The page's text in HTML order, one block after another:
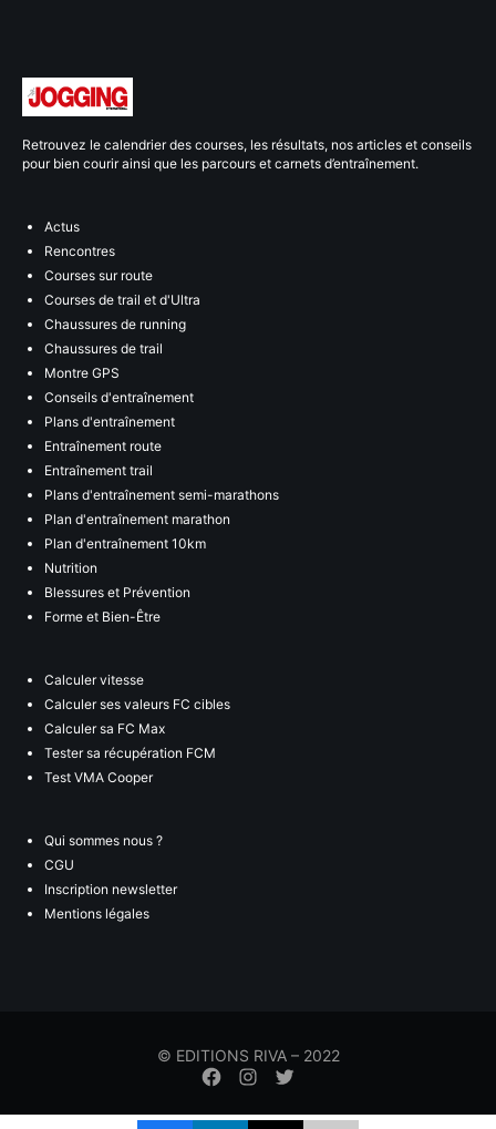
Retrouvez le calendrier des courses, les résultats, nos articles et conseils
pour bien courir ainsi que les parcours et carnets d’entraînement.
Actus
Rencontres
Courses sur route
Courses de trail et d'Ultra
Chaussures de running
Chaussures de trail
Montre GPS
Conseils d'entraînement
Plans d'entraînement
Entraînement route
Entraînement trail
Plans d'entraînement semi-marathons
Plan d'entraînement marathon
Plan d'entraînement 10km
Nutrition
Blessures et Prévention
Forme et Bien-Être
Calculer vitesse
Calculer ses valeurs FC cibles
Calculer sa FC Max
Tester sa récupération FCM
Test VMA Cooper
Qui sommes nous ?
CGU
Inscription newsletter
Mentions légales
© EDITIONS RIVA – 2022
Élément
menude
de